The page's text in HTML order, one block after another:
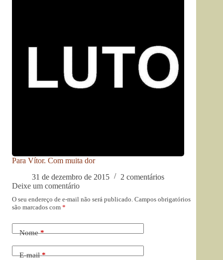
Para Vítor. Com muita dor
31 de dezembro de 2015
2 comentários
Deixe um comentário
O seu endereço de e-mail não será publicado. Campos obrigatórios
são marcados com *
Nome*
E-mail*